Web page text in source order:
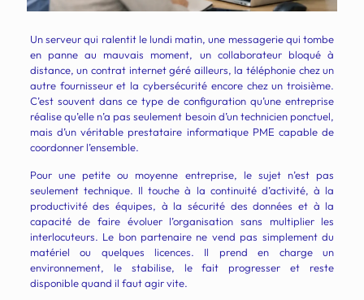
Un serveur qui ralentit le lundi matin, une messagerie qui tombe
en panne au mauvais moment, un collaborateur bloqué à
distance, un contrat internet géré ailleurs, la téléphonie chez un
autre fournisseur et la cybersécurité encore chez un troisième.
C’est souvent dans ce type de configuration qu’une entreprise
réalise qu’elle n’a pas seulement besoin d’un technicien ponctuel,
mais d’un véritable prestataire informatique PME capable de
coordonner l’ensemble.
Pour une petite ou moyenne entreprise, le sujet n’est pas
seulement technique. Il touche à la continuité d’activité, à la
productivité des équipes, à la sécurité des données et à la
capacité de faire évoluer l’organisation sans multiplier les
interlocuteurs. Le bon partenaire ne vend pas simplement du
matériel ou quelques licences. Il prend en charge un
environnement, le stabilise, le fait progresser et reste
disponible quand il faut agir vite.